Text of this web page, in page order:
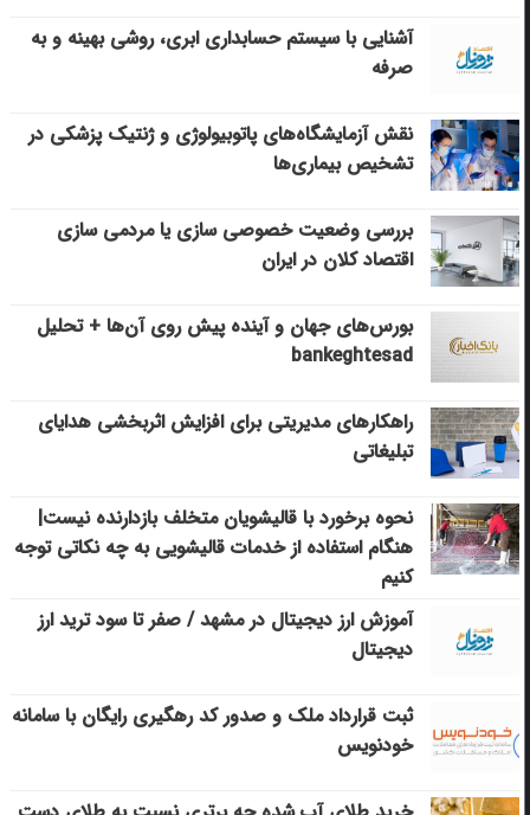
آشنایی با سیستم حسابداری ابری، روشی بهینه و به
صرفه
نقش آزمایشگاه‌های پاتوبیولوژی و ژنتیک پزشکی در
تشخیص بیماری‌ها
بررسی وضعیت خصوصی سازی یا مردمی سازی
اقتصاد کلان در ایران
بورس‌های جهان و آینده پیش روی آن‌ها + تحلیل
bankeghtesad
راهکارهای مدیریتی برای افزایش اثربخشی هدایای
تبلیغاتی
نحوه برخورد با قالیشویان متخلف بازدارنده نیست|
هنگام استفاده از خدمات قالیشویی به چه نکاتی توجه
کنیم
آموزش ارز دیجیتال در مشهد / صفر تا سود ترید ارز
دیجیتال
ثبت قرارداد ملک و صدور کد رهگیری رایگان با سامانه
خودنویس